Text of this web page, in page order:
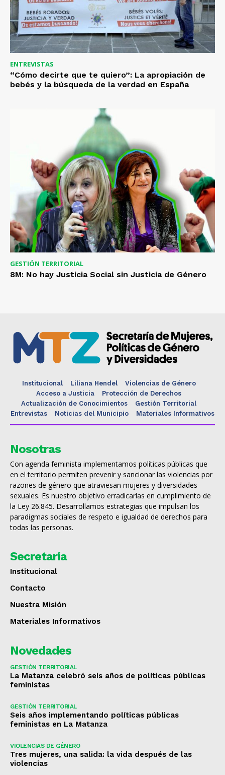
ENTREVISTAS
“Cómo decirte que te quiero”: La apropiación de
bebés y la búsqueda de la verdad en España
GESTIÓN TERRITORIAL
8M: No hay Justicia Social sin Justicia de Género
Institucional Liliana Hendel
Violencias de Género
Acceso a Justicia
Protección de Derechos
Actualización de Conocimientos
Gestión Territorial
Entrevistas
Noticias del Municipio Materiales Informativos
Nosotras
Con agenda feminista implementamos políticas públicas que
en el territorio permiten prevenir y sancionar las violencias por
razones de género que atraviesan mujeres y diversidades
sexuales. Es nuestro objetivo erradicarlas en cumplimiento de
la Ley 26.845. Desarrollamos estrategias que impulsan los
paradigmas sociales de respeto e igualdad de derechos para
todas las personas.
Secretaría
Institucional
Contacto
Nuestra Misión
Materiales Informativos
Novedades
GESTIÓN TERRITORIAL
La Matanza celebró seis años de políticas públicas
feministas
GESTIÓN TERRITORIAL
Seis años implementando políticas públicas
feministas en La Matanza
VIOLENCIAS DE GÉNERO
Tres mujeres, una salida: la vida después de las
violencias